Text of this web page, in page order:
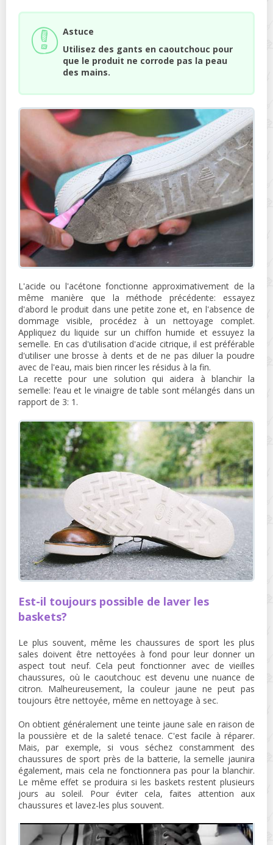
Astuce
Utilisez des gants en caoutchouc pour
que le produit ne corrode pas la peau
des mains.
L'acide ou l'acétone fonctionne approximativement de la
même manière que la méthode précédente: essayez
d'abord le produit dans une petite zone et, en l'absence de
dommage visible, procédez à un nettoyage complet.
Appliquez du liquide sur un chiffon humide et essuyez la
semelle. En cas d'utilisation d'acide citrique, il est préférable
d'utiliser une brosse à dents et de ne pas diluer la poudre
avec de l'eau, mais bien rincer les résidus à la fin.
La recette pour une solution qui aidera à blanchir la
semelle: l’eau et le vinaigre de table sont mélangés dans un
rapport de 3: 1.
Est-il toujours possible de laver les
baskets?
Le plus souvent, même les chaussures de sport les plus
sales doivent être nettoyées à fond pour leur donner un
aspect tout neuf. Cela peut fonctionner avec de vieilles
chaussures, où le caoutchouc est devenu une nuance de
citron. Malheureusement, la couleur jaune ne peut pas
toujours être nettoyée, même en nettoyage à sec.
On obtient généralement une teinte jaune sale en raison de
la poussière et de la saleté tenace. C'est facile à réparer.
Mais, par exemple, si vous séchez constamment des
chaussures de sport près de la batterie, la semelle jaunira
également, mais cela ne fonctionnera pas pour la blanchir.
Le même effet se produira si les baskets restent plusieurs
jours au soleil. Pour éviter cela, faites attention aux
chaussures et lavez-les plus souvent.